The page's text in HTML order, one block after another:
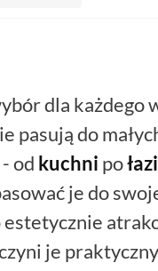
dla każdego
pasują do
od kuchni po
je do
je